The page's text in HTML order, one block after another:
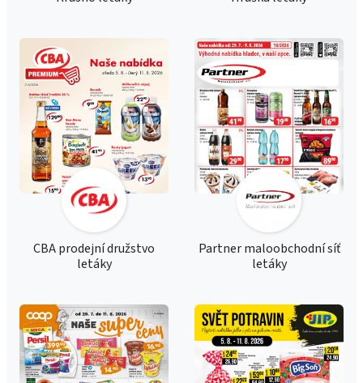
CBA prodejní družstvo
letáky
Partner maloobchodní síť
letáky